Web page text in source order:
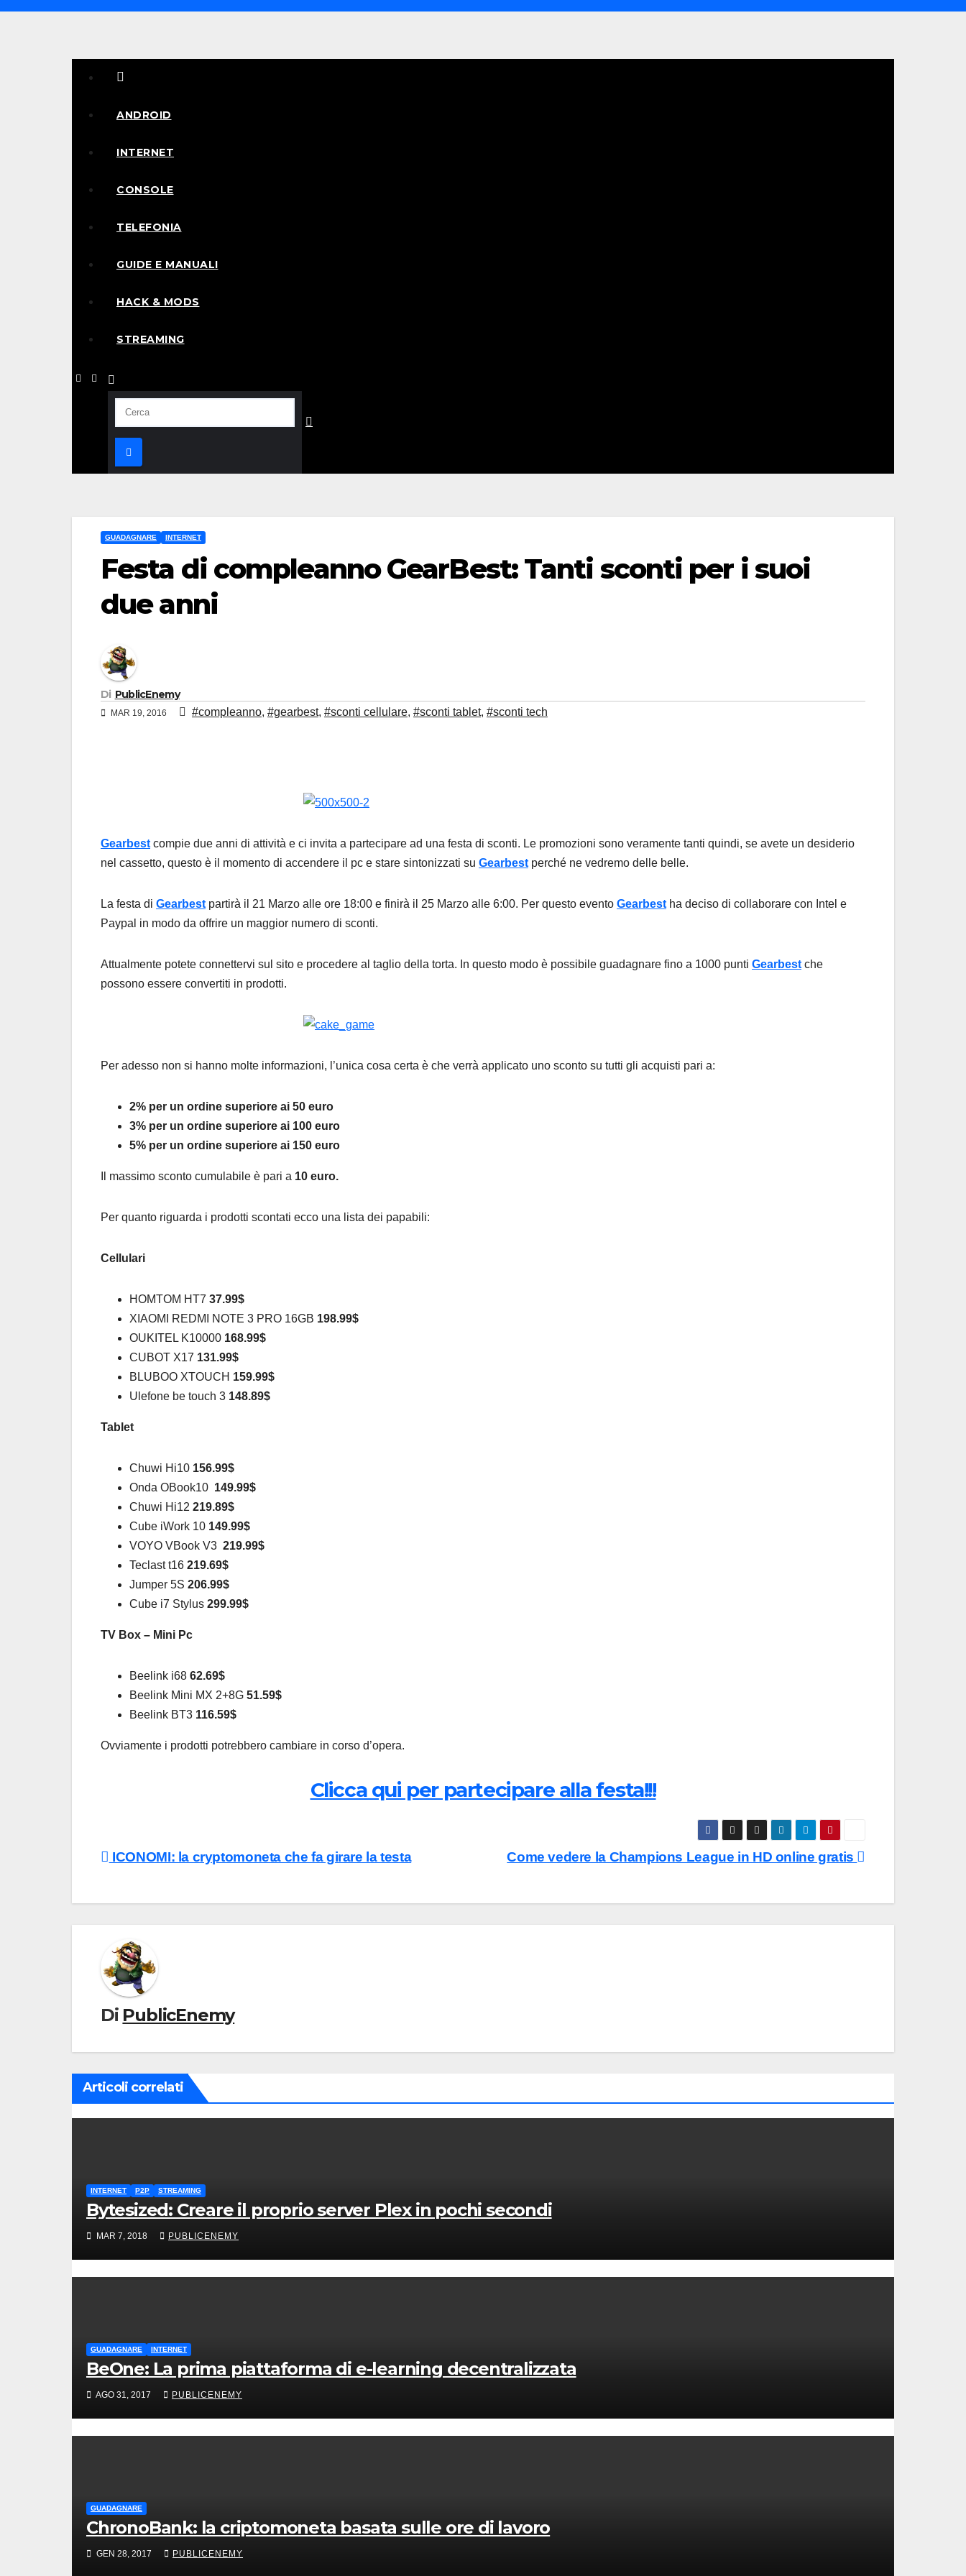
Salta
Informaniaci
ANDROID
INTERNET
CONSOLE
TELEFONIA
GUIDE E MANUALI
HACK & MODS
STREAMING
GUADAGNARE INTERNET
Festa di compleanno GearBest: Tanti sconti per i suoi
due anni
Di PublicEnemy
MAR 19, 2016 #compleanno, #gearbest, #sconti cellulare, #sconti tablet, #sconti tech
Gearbest compie due anni di attività e ci invita a partecipare ad una festa di sconti. Le promozioni sono veramente tanti quindi, se avete un desiderio
nel cassetto, questo è il momento di accendere il pc e stare sintonizzati su Gearbest perché ne vedremo delle belle.
La festa di Gearbest partirà il 21 Marzo alle ore 18:00 e finirà il 25 Marzo alle 6:00. Per questo evento Gearbest ha deciso di collaborare con Intel e
Paypal in modo da offrire un maggior numero di sconti.
Attualmente potete connettervi sul sito e procedere al taglio della torta. In questo modo è possibile guadagnare fino a 1000 punti Gearbest che
possono essere convertiti in prodotti.
Per adesso non si hanno molte informazioni, l’unica cosa certa è che verrà applicato uno sconto su tutti gli acquisti pari a:
2% per un ordine superiore ai 50 euro
3% per un ordine superiore ai 100 euro
5% per un ordine superiore ai 150 euro
Il massimo sconto cumulabile è pari a 10 euro.
Per quanto riguarda i prodotti scontati ecco una lista dei papabili:
Cellulari
HOMTOM HT7 37.99$
XIAOMI REDMI NOTE 3 PRO 16GB 198.99$
OUKITEL K10000 168.99$
CUBOT X17 131.99$
BLUBOO XTOUCH 159.99$
Ulefone be touch 3 148.89$
Tablet
Chuwi Hi10 156.99$
Onda OBook10 149.99$
Chuwi Hi12 219.89$
Cube iWork 10 149.99$
VOYO VBook V3 219.99$
Teclast t16 219.69$
Jumper 5S 206.99$
Cube i7 Stylus 299.99$
TV Box – Mini Pc
Beelink i68 62.69$
Beelink Mini MX 2+8G 51.59$
Beelink BT3 116.59$
Ovviamente i prodotti potrebbero cambiare in corso d’opera.
Clicca qui per partecipare alla festa!!!
Navigazione
Come vedere la Champions League in HD online gratis
ICONOMI: la cryptomoneta che fa girare la testa
Di PublicEnemy
Articoli correlati
INTERNET P2P STREAMING
Bytesized: Creare il proprio server Plex in pochi secondi
MAR 7, 2018 PUBLICENEMY
GUADAGNARE INTERNET
BeOne: La prima piattaforma di e-learning decentralizzata
AGO 31, 2017 PUBLICENEMY
GUADAGNARE
ChronoBank: la criptomoneta basata sulle ore di lavoro
GEN 28, 2017 PUBLICENEMY